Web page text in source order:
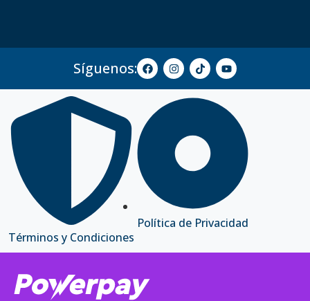
Síguenos:
Términos y Condiciones
Política de Privacidad